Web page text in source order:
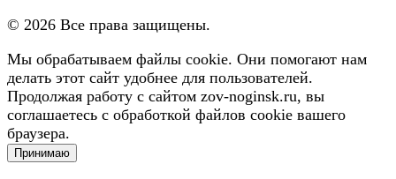
© 2026 Все права защищены.
Мы обрабатываем файлы cookie. Они помогают нам
делать этот сайт удобнее для пользователей.
Продолжая работу с сайтом zov-noginsk.ru, вы
соглашаетесь с обработкой файлов cookie вашего
браузера.
Принимаю